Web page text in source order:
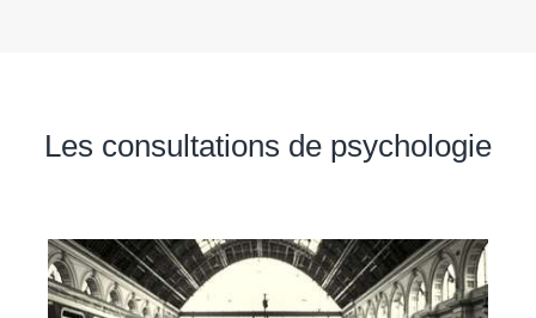
Les consultations de psychologie